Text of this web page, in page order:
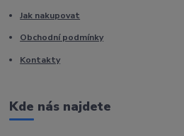
Jak nakupovat
Obchodní podmínky
Kontakty
Kde nás najdete